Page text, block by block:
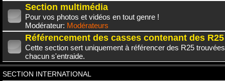
Section multimédia
Pour vos photos et vidéos en tout genre !
Modérateur: Modérateurs
Référencement des casses contenant des R25
Cette section sert uniquement à référencer des R25
chacun s'entraide.
SECTION INTERNATIONAL